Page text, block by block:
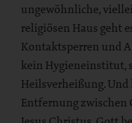
ungewöhnliche,
religiösen Haus geht
Kontaktsperren und
kein Hygieneinstitut,
Heilsverheißung.
Entfernung zwischen